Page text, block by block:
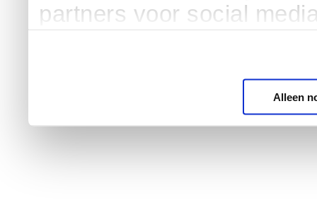
partners voor social
Alleen